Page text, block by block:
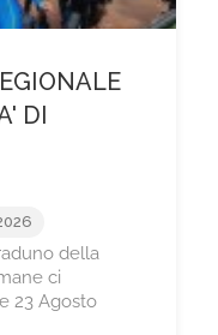
DI
della
ci
23 Agosto